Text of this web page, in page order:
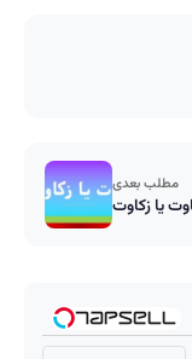
مطلب بعدی